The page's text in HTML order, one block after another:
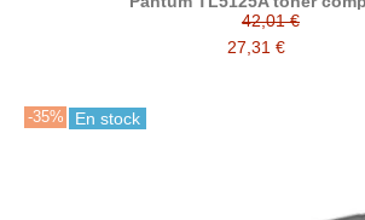
42,01 €
27,31 €
-35% En stock